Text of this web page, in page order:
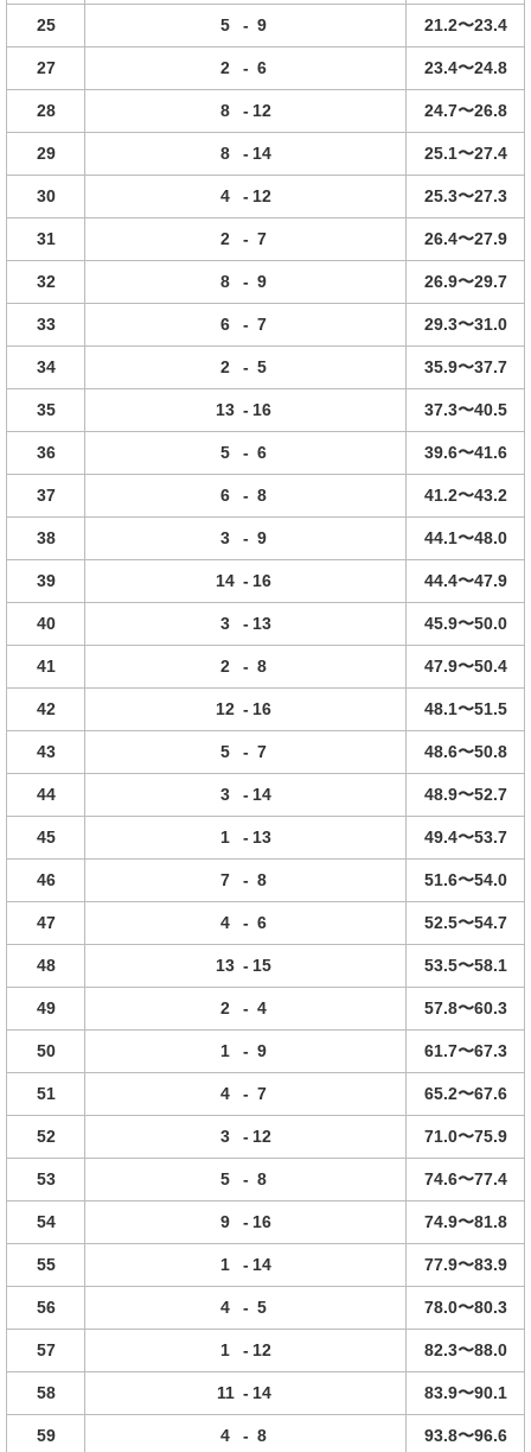
25 5 - 9 21.2〜23.4
27 2 - 6 23.4〜24.8
28 8 - 12 24.7〜26.8
29 8 - 14 25.1〜27.4
30 4 - 12 25.3〜27.3
31 2 - 7 26.4〜27.9
32 8 - 9 26.9〜29.7
33 6 - 7 29.3〜31.0
34 2 - 5 35.9〜37.7
35 13 - 16 37.3〜40.5
36 5 - 6 39.6〜41.6
37 6 - 8 41.2〜43.2
38 3 - 9 44.1〜48.0
39 14 - 16 44.4〜47.9
40 3 - 13 45.9〜50.0
41 2 - 8 47.9〜50.4
42 12 - 16 48.1〜51.5
43 5 - 7 48.6〜50.8
44 3 - 14 48.9〜52.7
45 1 - 13 49.4〜53.7
46 7 - 8 51.6〜54.0
47 4 - 6 52.5〜54.7
48 13 - 15 53.5〜58.1
49 2 - 4 57.8〜60.3
50 1 - 9 61.7〜67.3
51 4 - 7 65.2〜67.6
52 3 - 12 71.0〜75.9
53 5 - 8 74.6〜77.4
54 9 - 16 74.9〜81.8
55 1 - 14 77.9〜83.9
56 4 - 5 78.0〜80.3
57 1 - 12 82.3〜88.0
58 11 - 14 83.9〜90.1
59 4 - 8 93.8〜96.6